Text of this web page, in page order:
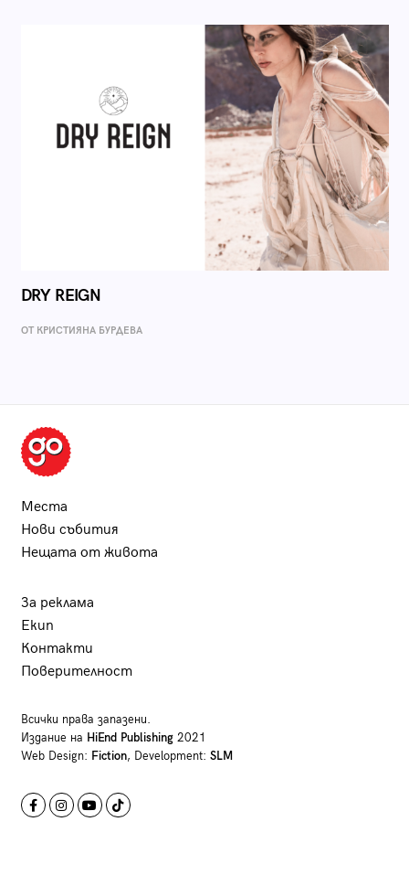
DRY REIGN
ОТ КРИСТИЯНА БУРДЕВА
Места
Нови събития
Нещата от живота
За реклама
Екип
Контакти
Поверителност
Всички права запазени.
Издание на HiEnd Publishing2021
Web Design: Fiction, Development: SLM